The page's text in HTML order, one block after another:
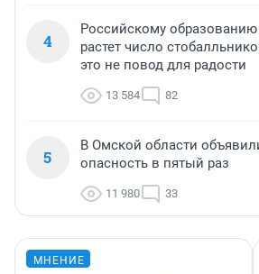
4
Российскому образованию
растет число
это не повод для радости
13 584 82
5
В Омской области
опасность в пятый раз
11 980 33
МНЕНИЕ